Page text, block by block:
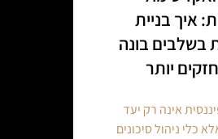
איך בניית
בשלבים בונה
יותר
אינה רק יעד
כלי ניהול סיכונים